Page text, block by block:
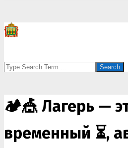
Search
🏕️🎪 Лагерь —
временный ⏳,